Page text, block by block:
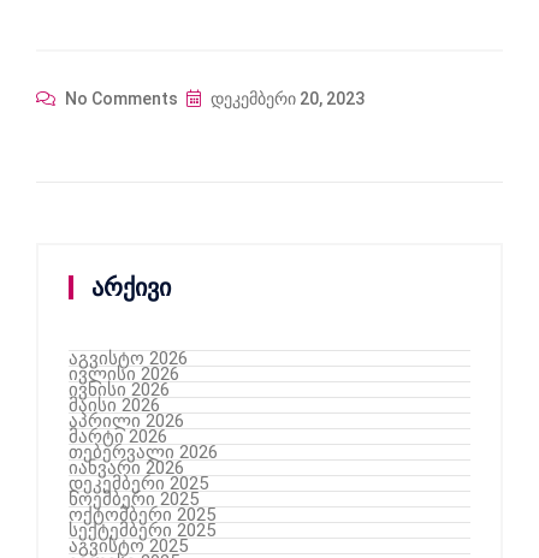
No Comments დეკემბერი 20, 2023
არქივი
აგვისტო 2026
ივლისი 2026
ივნისი 2026
მაისი 2026
აპრილი 2026
მარტი 2026
თებერვალი 2026
იანვარი 2026
დეკემბერი 2025
ნოემბერი 2025
ოქტომბერი 2025
სექტემბერი 2025
აგვისტო 2025